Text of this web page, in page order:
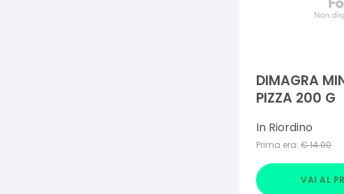
DIMAGRA
PIZZA 200 G
In Riordino
Prima era: €14.00
VAI AL